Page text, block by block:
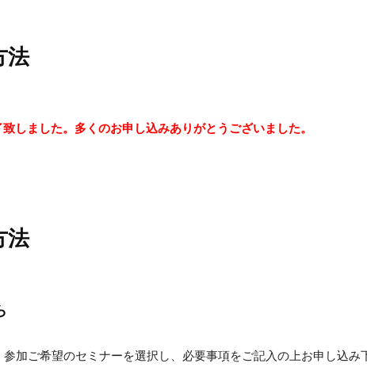
法
しました。多くのお申し込みありがとうございました。
法
加ご希望のセミナーを選択し、必要事項をご記入の上お申し込み